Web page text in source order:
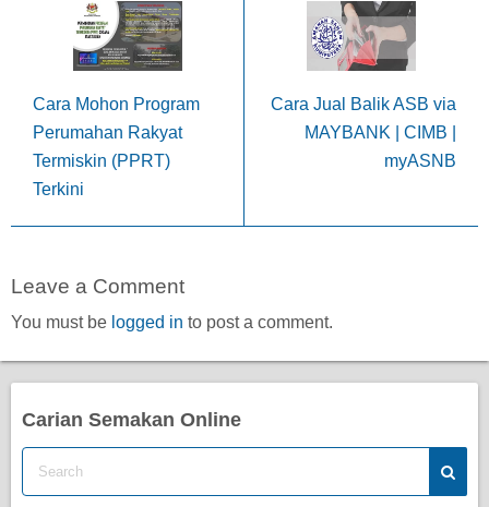
Cara Mohon Program
Perumahan Rakyat
Termiskin (PPRT)
Terkini
Cara Jual Balik ASB via
MAYBANK | CIMB |
myASNB
Leave a Comment
You must be logged in to post a comment.
Carian Semakan Online